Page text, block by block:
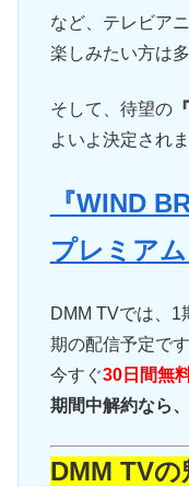
など、テレビア
楽しみたい方は
そして、待望の
よいよ決定されま
『WIND
プレミア
DMM TVでは、1
期の配信予定です
今すぐ30日間無
期間中解約なら
DMM TVの